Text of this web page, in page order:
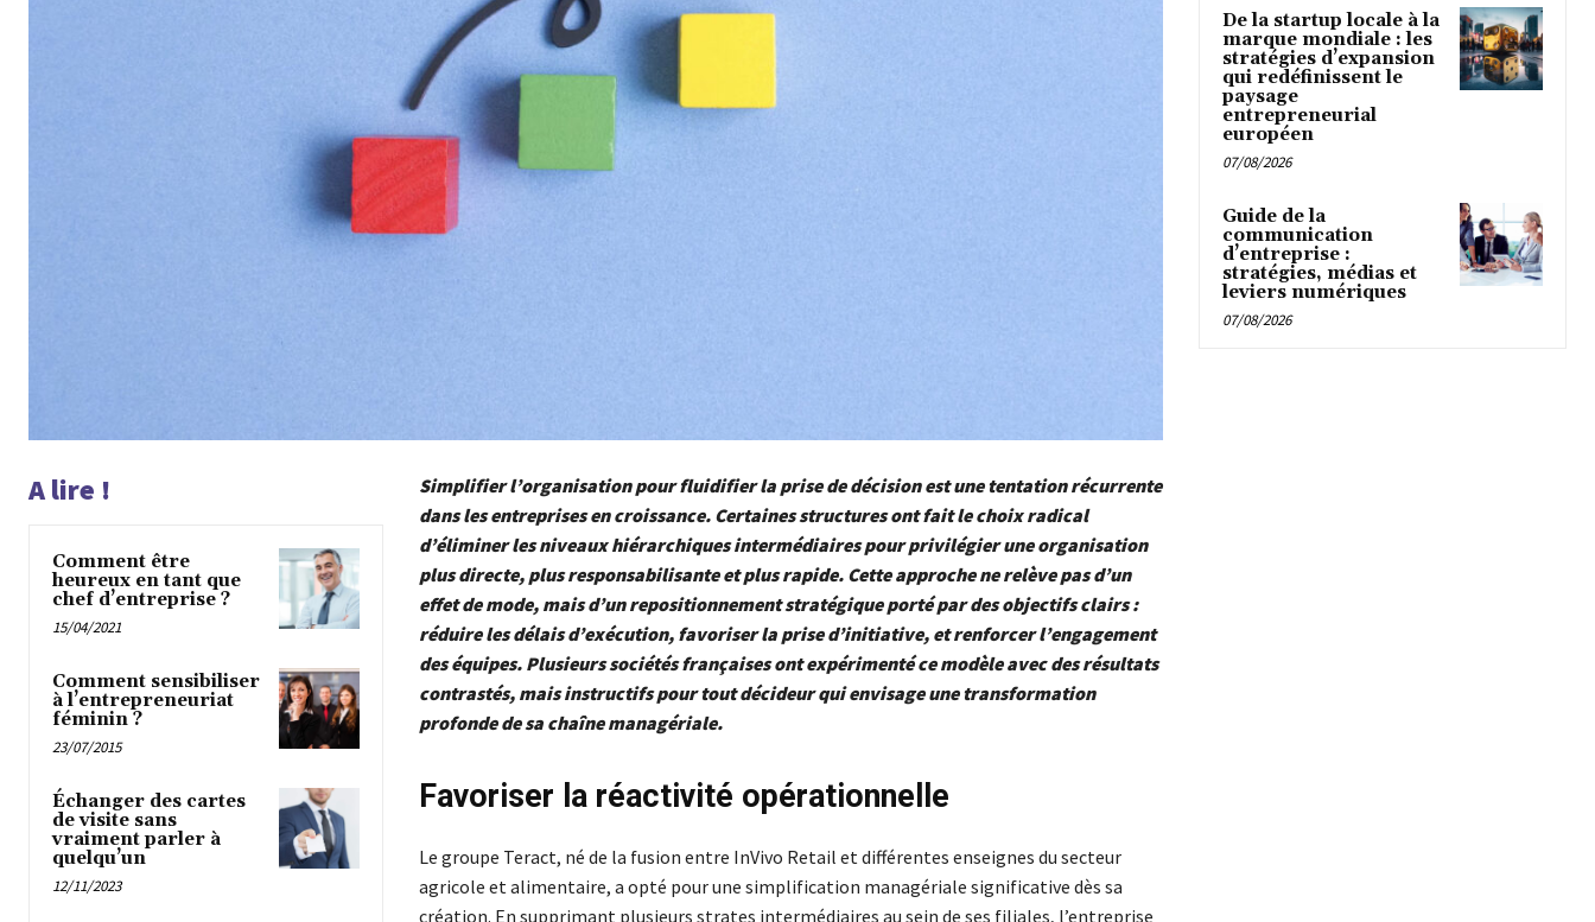
A lire !
Comment être
heureux en tant que
chef d’entreprise ?
15/04/2021
Comment sensibiliser
à l’entrepreneuriat
féminin ?
23/07/2015
Échanger des cartes
de visite sans
vraiment parler à
quelqu’un
12/11/2023
Simplifier l’organisation pour fluidifier la prise de décision est une tentation récurrente
dans les entreprises en croissance. Certaines structures ont fait le choix radical
d’éliminer les niveaux hiérarchiques intermédiaires pour privilégier une organisation
plus directe, plus responsabilisante et plus rapide. Cette approche ne relève pas d’un
effet de mode, mais d’un repositionnement stratégique porté par des objectifs clairs :
réduire les délais d’exécution, favoriser la prise d’initiative, et renforcer l’engagement
des équipes. Plusieurs sociétés françaises ont expérimenté ce modèle avec des résultats
contrastés, mais instructifs pour tout décideur qui envisage une transformation
profonde de sa chaîne managériale.
Favoriser la réactivité opérationnelle
Le groupe Teract, né de la fusion entre InVivo Retail et différentes enseignes du secteur
agricole et alimentaire, a opté pour une simplification managériale significative dès sa
création. En supprimant plusieurs strates intermédiaires au sein de ses filiales, l’entreprise
De la startup locale à la
marque mondiale : les
stratégies d’expansion
qui redéfinissent le
paysage
entrepreneurial
européen
07/08/2026
Guide de la
communication
d’entreprise :
stratégies, médias et
leviers numériques
07/08/2026